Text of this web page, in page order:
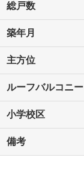
総戸数
築年月
主方位
ルーフバルコニー
小学校区
備考